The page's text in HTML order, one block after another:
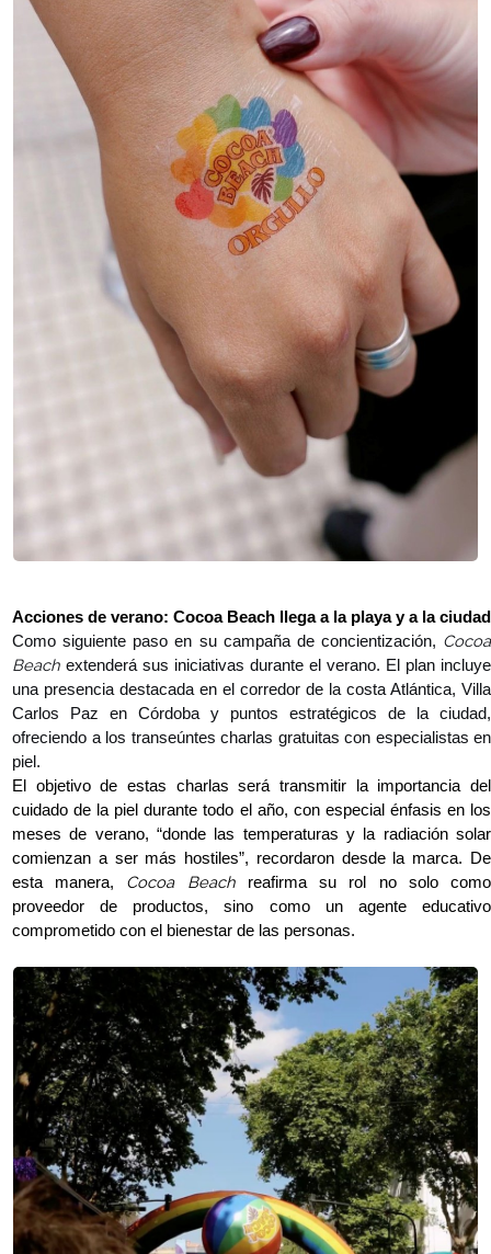
Acciones de verano: Cocoa Beach llega a la playa y a la ciudad
Como siguiente paso en su campaña de concientización, Cocoa
Beach extenderá sus iniciativas durante el verano. El plan incluye
una presencia destacada en el corredor de la costa Atlántica, Villa
Carlos Paz en Córdoba y puntos estratégicos de la ciudad,
ofreciendo a los transeúntes charlas gratuitas con especialistas en
piel.
El objetivo de estas charlas será transmitir la importancia del
cuidado de la piel durante todo el año, con especial énfasis en los
meses de verano, “donde las temperaturas y la radiación solar
comienzan a ser más hostiles”, recordaron desde la marca. De
esta manera, Cocoa Beachreafirma su rol no solo como
proveedor de productos, sino como un agente educativo
comprometido con el bienestar de las personas.